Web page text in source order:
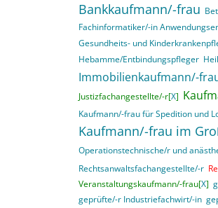
Bankkaufmann/-frau
Fachinformatiker/-in
Gesundheits- und
Hebamme/Entbindungspfleger
Immobilienkaufmann/-
Justizfachangestellte/-r[X]
Kaufmann/-frau für Spedition und
Kaufmann/-frau im
Operationstechnische/r und
Rechtsanwaltsfachangestellte/-r
Veranstaltungskaufmann/-frau[X]
geprüfte/-r Industriefachwirt/-in